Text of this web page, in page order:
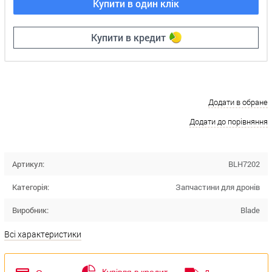
Купити в один клік
Купити в кредит
Додати в обране
Додати до порівняння
Артикул: BLH7202
Категорія: Запчастини для дронів
Виробник: Blade
Всі характеристики